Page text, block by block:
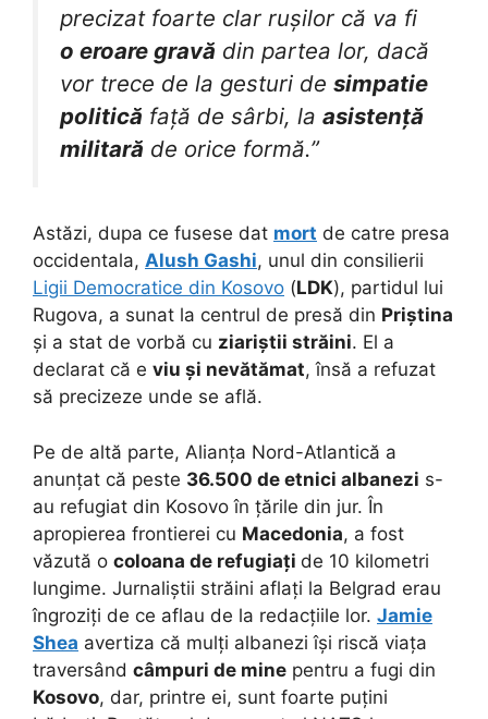
precizat foarte clar rușilor că va fi
o eroare gravă din partea lor, dacă
vor trece de la gesturi de simpatie
politică față de sârbi, la asistență
militară de orice formă.”
Astăzi, dupa ce fusese dat mort de catre presa
occidentala, Alush Gashi, unul din consilierii
Ligii Democratice din Kosovo (LDK), partidul lui
Rugova, a sunat la centrul de presă din Priștina
și a stat de vorbă cu ziariștii străini. El a
declarat că e viu și nevătămat, însă a refuzat
să precizeze unde se află.
Pe de altă parte, Alianța Nord-Atlantică a
anunțat că peste 36.500 de etnici albanezi s-
au refugiat din Kosovo în țările din jur. În
apropierea frontierei cu Macedonia, a fost
văzută o coloana de refugiați de 10 kilometri
lungime. Jurnaliștii străini aflați la Belgrad erau
îngroziți de ce aflau de la redacțiile lor. Jamie
Shea avertiza că mulți albanezi își riscă viața
traversând câmpuri de mine pentru a fugi din
Kosovo, dar, printre ei, sunt foarte puțini